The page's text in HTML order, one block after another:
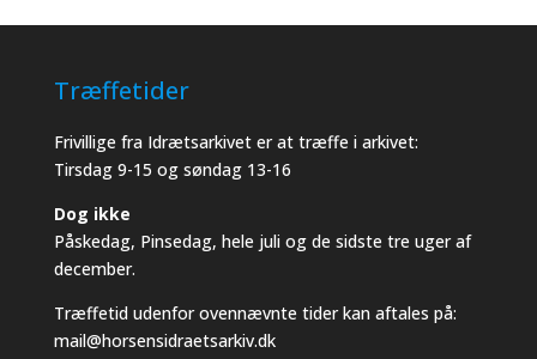
Træffetider
Frivillige fra Idrætsarkivet er at træffe i arkivet:
Tirsdag 9-15 og søndag 13-16
Dog ikke
Påskedag, Pinsedag, hele juli og de sidste tre uger af
december.
Træffetid udenfor ovennævnte tider kan aftales på:
mail@horsensidraetsarkiv.dk